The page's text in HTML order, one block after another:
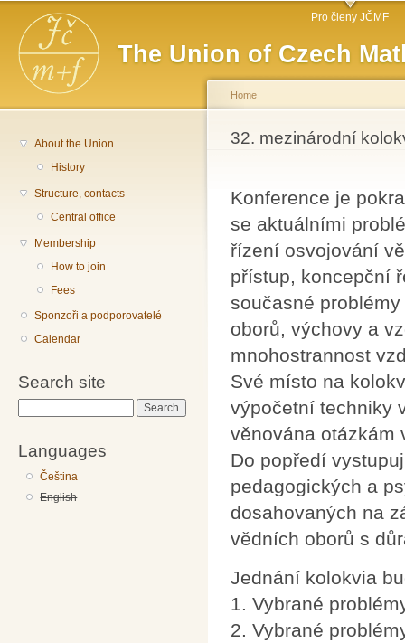
The Union of Czech
Main menu Pro členy JČMF
About the Union
History
Structure, contacts
Central office
Membership
How to join
Fees
Sponzoři a podporovatelé
Calendar
Search site
Languages
Čeština
English
You are here
Home
32. mezinárodní
Konference je
se aktuálními
řízení osvojování
přístup, koncepční
současné
oborů, výchovy a
mnohostrannost
Své místo na
výpočetní techniky
věnována otázkám
Do popředí
pedagogických a
dosahovaných na
vědních oborů s
Jednání kolokvia
1. Vybrané
2. Vybrané